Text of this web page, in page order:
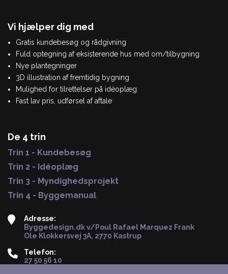
Vi hjælper dig med
Gratis kundebesøg og rådgivning
Fuld optegning af eksisterende hus med om/tilbygning
Nye plantegninger
3D illustration af fremtidig bygning
Mulighed for tilrettelser på idéoplæg
Fast lav pris, udførsel af aftale
De 4 trin
Trin 1 - Kundebesøg
Trin 2 - Idéoplæg
Trin 3 - Myndighedsprojekt
Trin 4 - Byggemanual
Adresse:
Byggedesign.dk v/Poul Rafael Marquez Frank
Ole Klokkersvej 3A, 2770 Kastrup
Telefon:
27 50 56 10